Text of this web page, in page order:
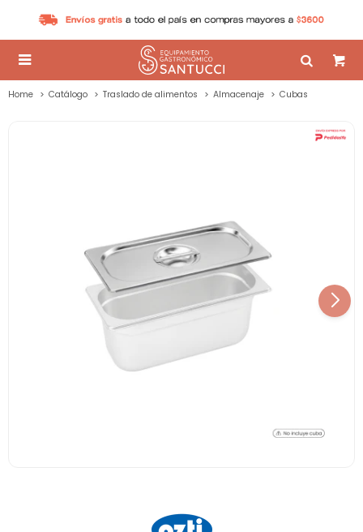

Home Catálogo Traslado de alimentos Almacenaje Cubas